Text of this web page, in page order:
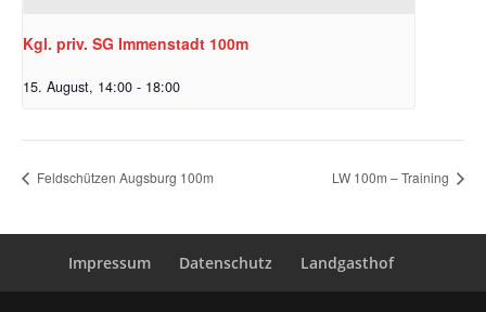
Kgl. priv. SG Immenstadt 100m
15. August, 14:00 - 18:00
Feldschützen Augsburg 100m LW 100m – Training
Impressum Datenschutz Landgasthof